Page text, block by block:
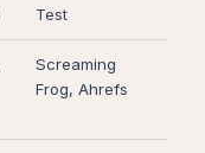
Test
Screaming
Frog, Ahrefs